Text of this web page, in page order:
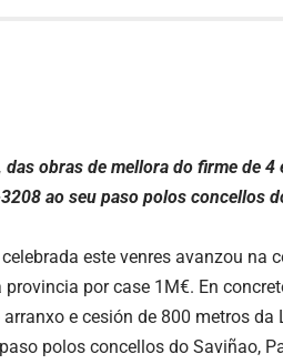
obras de mellora do firme de
ao seu paso polos concellos
este venres avanzou na
por case 1M€. En
e cesión de 800 metros da
polos concellos do Saviñao,